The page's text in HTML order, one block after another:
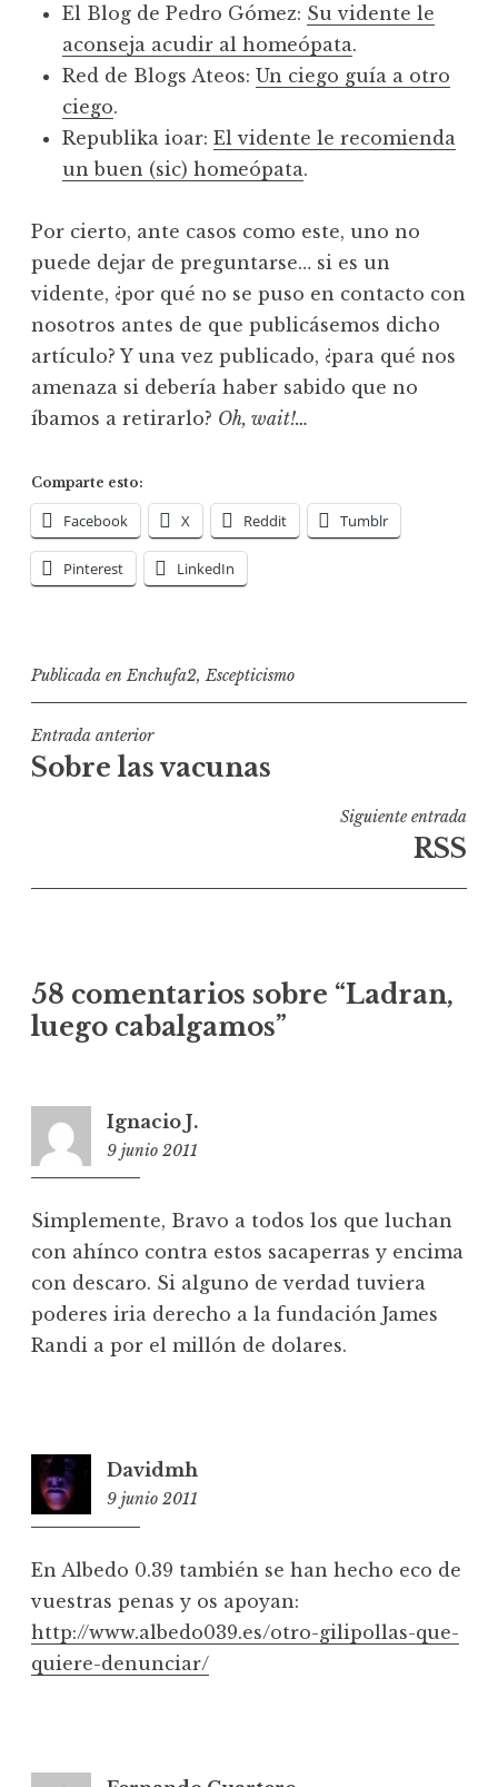
El Blog de Pedro Gómez: Su vidente le
aconseja acudir al homeópata.
Red de Blogs Ateos: Un ciego guía a otro
ciego.
Republika ioar: El vidente le recomienda
un buen (sic) homeópata.
Por cierto, ante casos como este, uno no
puede dejar de preguntarse… si es un
vidente, ¿por qué no se puso en contacto con
nosotros antes de que publicásemos dicho
artículo? Y una vez publicado, ¿para qué nos
amenaza si debería haber sabido que no
íbamos a retirarlo? Oh, wait!…
Comparte esto:
Facebook X Reddit Tumblr
Pinterest LinkedIn
Publicada enEnchufa2,Escepticismo
Navegación
de
Entrada anterior
Sobre las vacunas
Siguiente entrada
RSS
58 comentarios sobre “Ladran,
luego cabalgamos”
Ignacio J.
9 junio 2011
Simplemente, Bravo a todos los que luchan
con ahínco contra estos sacaperras y encima
con descaro. Si alguno de verdad tuviera
poderes iria derecho a la fundación James
Randi a por el millón de dolares.
Davidmh
9 junio 2011
En Albedo 0.39 también se han hecho eco de
vuestras penas y os apoyan:
http://www.albedo039.es/otro-gilipollas-que-
quiere-denunciar/